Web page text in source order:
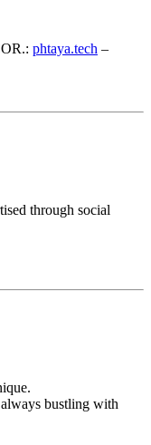
phtaya.tech –
through social
bustling with